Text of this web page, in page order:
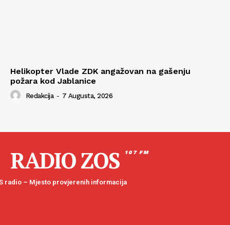
Helikopter Vlade ZDK angažovan na gašenju
požara kod Jablanice
Redakcija - 7 Augusta, 2026
RADIO ZOS 107 FM
radio – Mjesto provjerenih informacija